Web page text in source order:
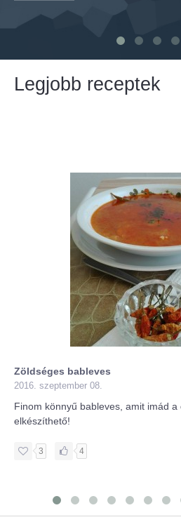
Legjobb receptek
Zöldséges bableves
2016. szeptember 08.
Finom könnyű bableves, amit imád
elkészíthető!
3 4